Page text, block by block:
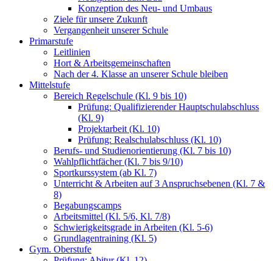
Konzeption des Neu- und Umbaus
Ziele für unsere Zukunft
Vergangenheit unserer Schule
Primarstufe
Leitlinien
Hort & Arbeitsgemeinschaften
Nach der 4. Klasse an unserer Schule bleiben
Mittelstufe
Bereich Regelschule (Kl. 9 bis 10)
Prüfung: Qualifizierender Hauptschulabschluss
(Kl. 9)
Projektarbeit (Kl. 10)
Prüfung: Realschulabschluss (Kl. 10)
Berufs- und Studienorientierung (Kl. 7 bis 10)
Wahlpflichtfächer (Kl. 7 bis 9/10)
Sportkurssystem (ab Kl. 7)
Unterricht & Arbeiten auf 3 Anspruchsebenen (Kl. 7 &
8)
Begabungscamps
Arbeitsmittel (Kl. 5/6, Kl. 7/8)
Schwierigkeitsgrade in Arbeiten (Kl. 5-6)
Grundlagentraining (Kl. 5)
Gym. Oberstufe